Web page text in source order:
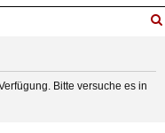
Bitte versuche es in